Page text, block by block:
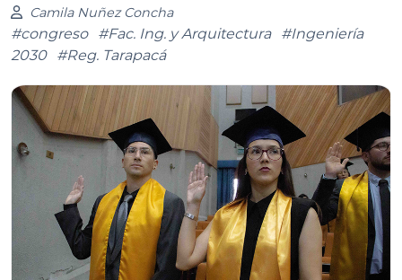
Camila Nuñez Concha
#congreso #Fac. Ing. y Arquitectura
#Ingeniería
2030
#Reg. Tarapacá